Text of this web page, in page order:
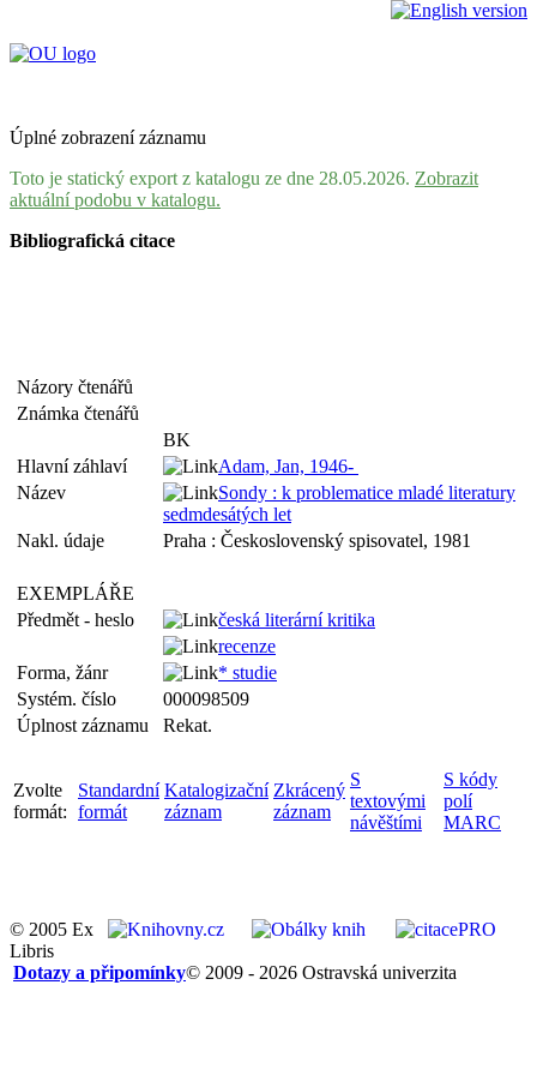
Úplné zobrazení záznamu
Toto je statický export z katalogu ze dne 28.05.2026. Zobrazit
aktuální podobu v katalogu.
Bibliografická citace
Názory čtenářů
Známka čtenářů
BK
Hlavní záhlaví
Adam, Jan, 1946-
Název
Sondy : k problematice mladé literatury
sedmdesátých let
Nakl. údaje
Praha : Československý spisovatel, 1981
EXEMPLÁŘE
Předmět - heslo
česká literární kritika
recenze
Forma, žánr
* studie
Systém. číslo
000098509
Úplnost záznamu
Rekat.
Zvolte
formát:
Standardní
formát
Katalogizační
záznam
Zkrácený
záznam
S
textovými
návěštími
S kódy
polí
MARC
© 2005 Ex
Libris
© 2009 - 2026 Ostravská univerzita
Dotazy a připomínky